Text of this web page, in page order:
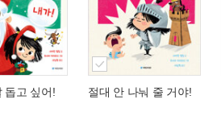
돕고 싶어! 절대 안 나눠 줄 거야!